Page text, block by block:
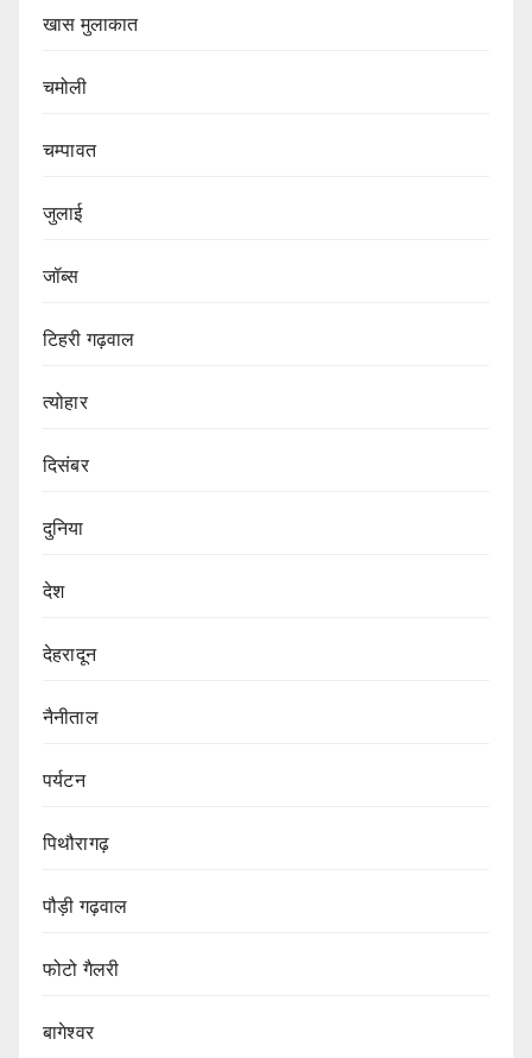
खास मुलाकात
चमोली
चम्पावत
जुलाई
जॉब्स
टिहरी गढ़वाल
त्योहार
दिसंबर
दुनिया
देश
देहरादून
नैनीताल
पर्यटन
पिथौरागढ़
पौड़ी गढ़वाल
फोटो गैलरी
बागेश्वर